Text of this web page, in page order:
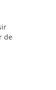
de